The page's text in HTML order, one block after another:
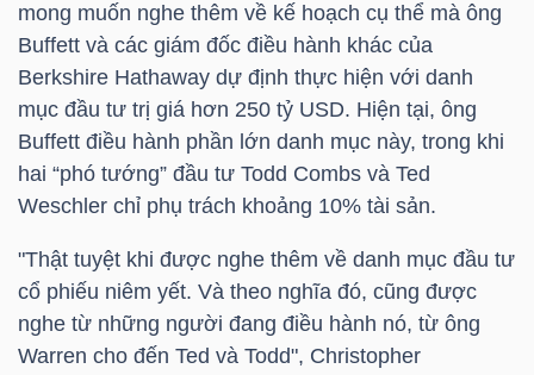
mong muốn nghe thêm về kế hoạch cụ thể mà ông
Buffett và các giám đốc điều hành khác của
Berkshire Hathaway dự định thực hiện với danh
mục đầu tư trị giá hơn 250 tỷ USD. Hiện tại, ông
Buffett điều hành phần lớn danh mục này, trong khi
hai “phó tướng” đầu tư Todd Combs và Ted
Weschler chỉ phụ trách khoảng 10% tài sản.
"Thật tuyệt khi được nghe thêm về danh mục đầu tư
cổ phiếu niêm yết. Và theo nghĩa đó, cũng được
nghe từ những người đang điều hành nó, từ ông
Warren cho đến Ted và Todd", Christopher
TÀI
CHÍNH
HÓA
KINH